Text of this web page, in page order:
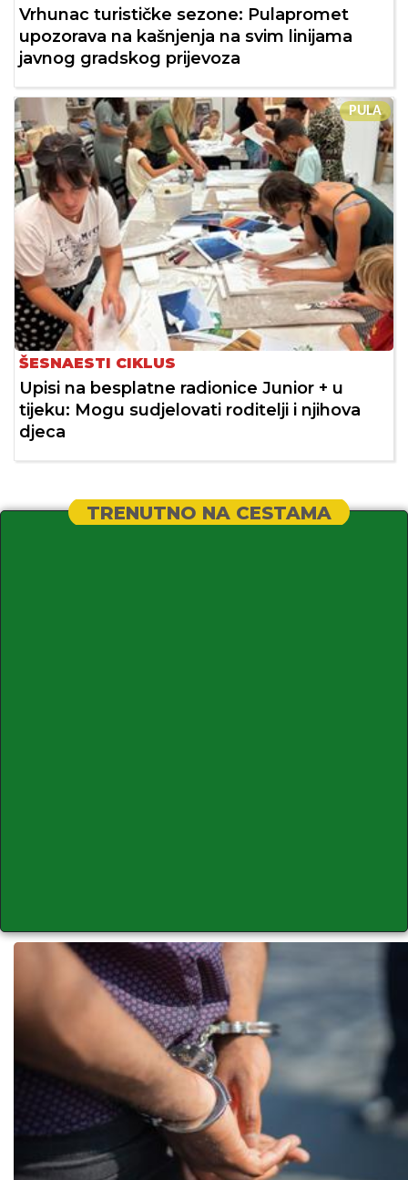
Vrhunac turističke sezone: Pulapromet
upozorava na kašnjenja na svim linijama
javnog gradskog prijevoza
PULA
ŠESNAESTI CIKLUS
Upisi na besplatne radionice Junior + u
tijeku: Mogu sudjelovati roditelji i njihova
djeca
TRENUTNO NA CESTAMA